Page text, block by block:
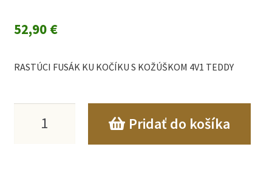
52,90 €
RASTÚCI FUSÁK KU KOČÍKU S KOŽÚŠKOM 4V1 TEDDY
množstvo
Pridať do košíka